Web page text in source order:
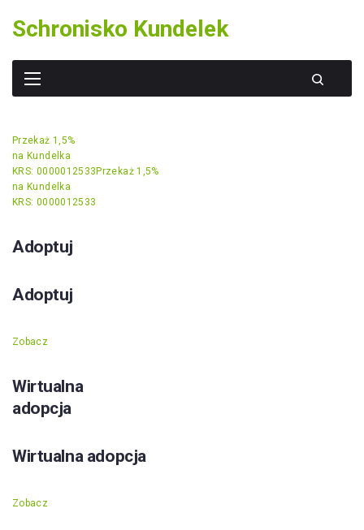
content
Schronisko Kundelek
Przekaż 1,5%
na Kundelka
KRS: 0000012533 Przekaż 1,5%
na Kundelka
KRS: 0000012533
Adoptuj
Adoptuj
Zobacz
Wirtualna
adopcja
Wirtualna adopcja
Zobacz